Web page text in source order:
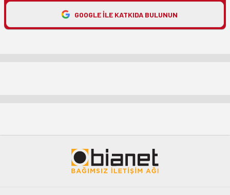
GOOGLE ILE KATKIDA BULUNUN